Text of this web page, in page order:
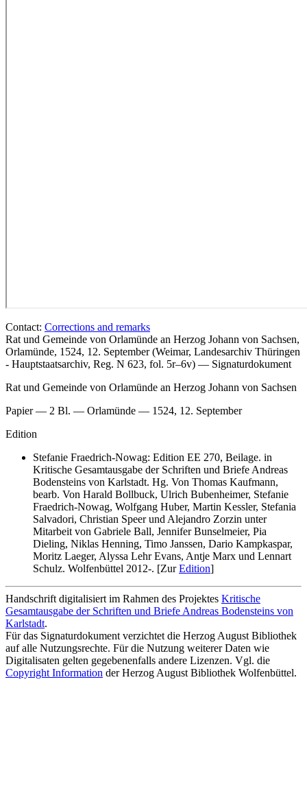
Contact: Corrections and remarks
Rat und Gemeinde von Orlamünde an Herzog Johann von Sachsen,
Orlamünde, 1524, 12. September (Weimar, Landesarchiv Thüringen
- Hauptstaatsarchiv, Reg. N 623, fol. 5r–6v) — Signaturdokument
Rat und Gemeinde von Orlamünde an Herzog Johann von Sachsen
Papier — 2 Bl. — Orlamünde — 1524, 12. September
Edition
Stefanie Fraedrich-Nowag: Edition EE 270, Beilage. in
Kritische Gesamtausgabe der Schriften und Briefe Andreas
Bodensteins von Karlstadt. Hg. Von Thomas Kaufmann,
bearb. Von Harald Bollbuck, Ulrich Bubenheimer, Stefanie
Fraedrich-Nowag, Wolfgang Huber, Martin Kessler, Stefania
Salvadori, Christian Speer und Alejandro Zorzin unter
Mitarbeit von Gabriele Ball, Jennifer Bunselmeier, Pia
Dieling, Niklas Henning, Timo Janssen, Dario Kampkaspar,
Moritz Laeger, Alyssa Lehr Evans, Antje Marx und Lennart
Schulz. Wolfenbüttel 2012-. [ZurEdition]
Handschrift digitalisiert im Rahmen des Projektes Kritische
Gesamtausgabe der Schriften und Briefe Andreas Bodensteins von
Karlstadt.
Für das Signaturdokument verzichtet die Herzog August Bibliothek
auf alle Nutzungsrechte. Für die Nutzung weiterer Daten wie
Digitalisaten gelten gegebenenfalls andere Lizenzen. Vgl. die
Copyright Information der Herzog August Bibliothek Wolfenbüttel.